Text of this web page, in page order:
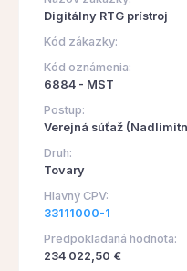
Digitálny RTG prístroj
Kód zákazky:
Kód oznámenia:
6884 - MST
Postup:
Verejná súťaž
Druh:
Tovary
Hlavný CPV:
33111000-1
Predpokladaná hodnota:
234 022,50 €